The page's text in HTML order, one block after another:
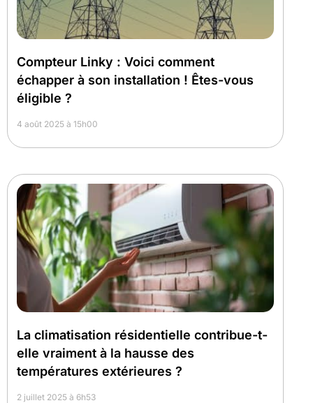
Compteur Linky : Voici comment
échapper à son installation ! Êtes-vous
éligible ?
4 août 2025 à 15h00
La climatisation résidentielle contribue-t-
elle vraiment à la hausse des
températures extérieures ?
2 juillet 2025 à 6h53